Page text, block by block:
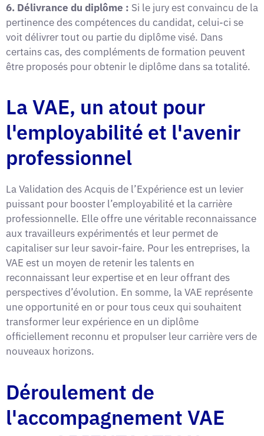
6. Délivrance du diplôme : Si le jury est convaincu de la
pertinence des compétences du candidat, celui-ci se
voit délivrer tout ou partie du diplôme visé. Dans
certains cas, des compléments de formation peuvent
être proposés pour obtenir le diplôme dans sa totalité.
La VAE, un atout pour
l'employabilité et l'avenir
professionnel
La Validation des Acquis de l’Expérience est un levier
puissant pour booster l’employabilité et la carrière
professionnelle. Elle offre une véritable reconnaissance
aux travailleurs expérimentés et leur permet de
capitaliser sur leur savoir-faire. Pour les entreprises, la
VAE est un moyen de retenir les talents en
reconnaissant leur expertise et en leur offrant des
perspectives d’évolution. En somme, la VAE représente
une opportunité en or pour tous ceux qui souhaitent
transformer leur expérience en un diplôme
officiellement reconnu et propulser leur carrière vers de
nouveaux horizons.
Déroulement de
l'accompagnement VAE